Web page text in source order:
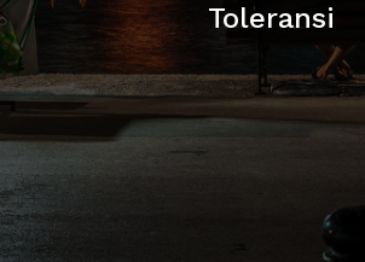
Toleransi